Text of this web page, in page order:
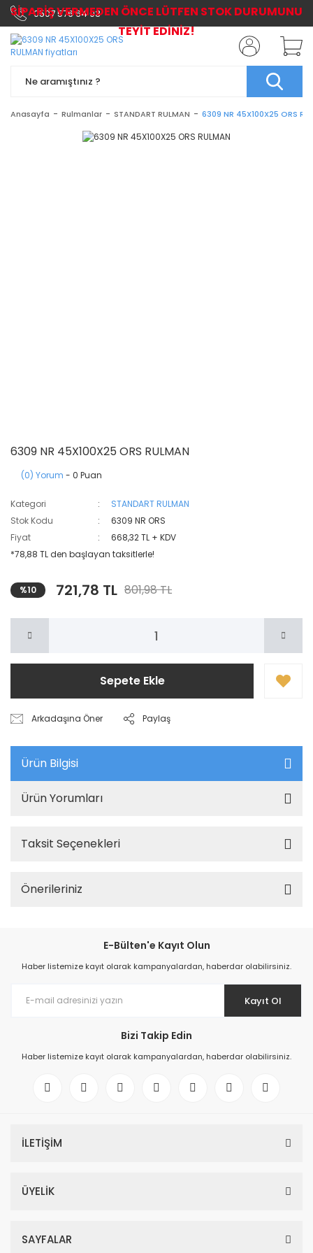
0507 576 64 03
Anasayfa Rulmanlar STANDART RULMAN 6309 NR 45X100X25 ORS
6309 NR 45X100X25 ORS RULMAN
(0) Yorum - 0 Puan
Kategori
STANDART RULMAN
Stok Kodu
6309 NR ORS
Fiyat
668,32 TL + KDV
*78,88 TL den başlayan taksitlerle!
%10 721,78 TL 801,98 TL
Sepete Ekle
Arkadaşına Öner Paylaş
Ürün Bilgisi
Ürün Yorumları
Taksit Seçenekleri
Önerileriniz
E-Bülten'e Kayıt Olun
Haber listemize kayıt olarak kampanyalardan, haberdar olabilirsiniz.
Kayıt Ol
Bizi Takip Edin
Haber listemize kayıt olarak kampanyalardan, haberdar olabilirsiniz.
İLETİŞİM
ÜYELİK
SAYFALAR
SİPARİŞ VERMEDEN ÖNCE LÜTFEN STOK DURUMUNU
TEYİT EDİNİZ!